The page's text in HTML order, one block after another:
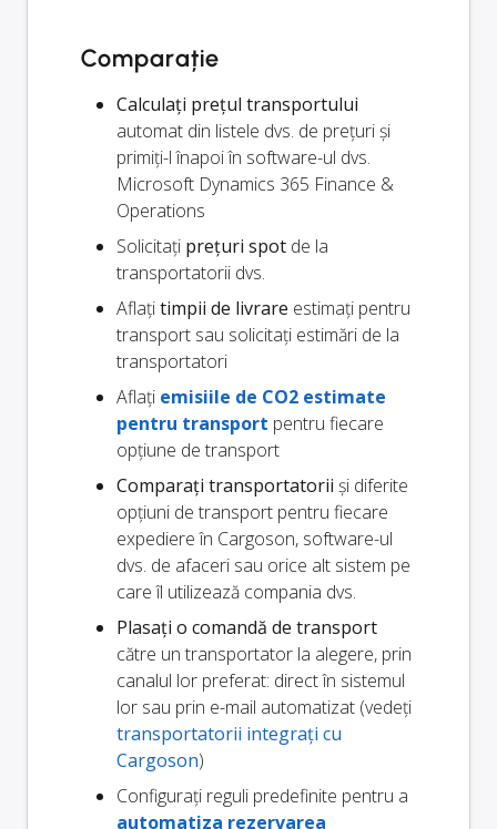
Comparație
Calculați prețul transportului
automat din listele dvs. de prețuri și
primiți-l înapoi în software-ul dvs.
Microsoft Dynamics 365 Finance &
Operations
Solicitați prețuri spot de la
transportatorii dvs.
Aflațitimpii de livrare estimați pentru
transport sau solicitați estimări de la
transportatori
Aflați emisiile de CO2 estimate
pentru transport pentru fiecare
opțiune de transport
Comparați transportatorii și diferite
opțiuni de transport pentru fiecare
expediere în Cargoson, software-ul
dvs. de afaceri sau orice alt sistem pe
care îl utilizează compania dvs.
Plasați o comandă de transport
către un transportator la alegere, prin
canalul lor preferat: direct în sistemul
lor sau prin e-mail automatizat (vedeți
transportatorii integrați cu
Cargoson)
Configurați reguli predefinite pentru a
automatiza rezervarea